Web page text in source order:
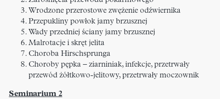
Wrodzone przerostowe zwężenie odźwiernika​
Przepukliny powłok jamy brzusznej​
Wady przedniej ściany jamy brzusznej​
Malrotacje i skręt jelita​
Choroba Hirschsprunga​
Choroby pępka – ziarniniak, infekcje, przetrwały
przewód żółtkowo-jelitowy, przetrwały moczownik​
Seminarium 2